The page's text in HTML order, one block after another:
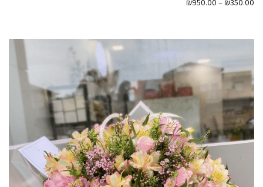
₪350.00
–
₪950.00